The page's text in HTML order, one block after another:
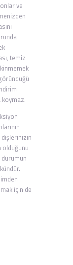
ve
temiz
dişlerinizin
olduğunu
için de